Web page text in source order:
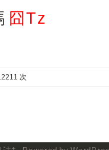
囧Tz
次